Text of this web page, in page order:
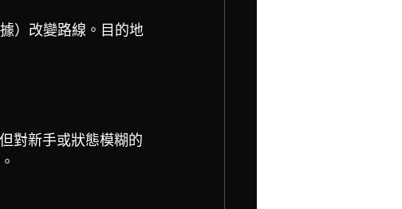
）改變路線。目的地
對新手或狀態模糊的